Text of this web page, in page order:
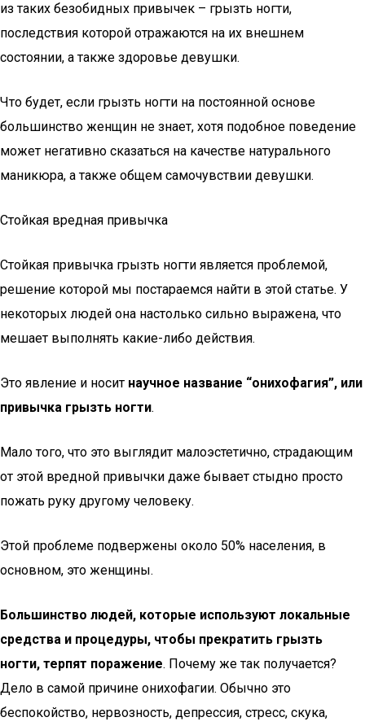
из таких безобидных привычек – грызть ногти,
последствия которой отражаются на их внешнем
состоянии, а также здоровье девушки.
Что будет, если грызть ногти на постоянной основе
большинство женщин не знает, хотя подобное поведение
может негативно сказаться на качестве натурального
маникюра, а также общем самочувствии девушки.
Стойкая вредная привычка
Стойкая привычка грызть ногти является проблемой,
решение которой мы постараемся найти в этой статье. У
некоторых людей она настолько сильно выражена, что
мешает выполнять какие-либо действия.
Это явление и носит научное название “онихофагия”, или
привычка грызть ногти.
Мало того, что это выглядит малоэстетично, страдающим
от этой вредной привычки даже бывает стыдно просто
пожать руку другому человеку.
Этой проблеме подвержены около 50% населения, в
основном, это женщины.
Большинство людей, которые используют локальные
средства и процедуры, чтобы прекратить грызть
ногти, терпят поражение. Почему же так получается?
Дело в самой причине онихофагии. Обычно это
беспокойство, нервозность, депрессия, стресс, скука,